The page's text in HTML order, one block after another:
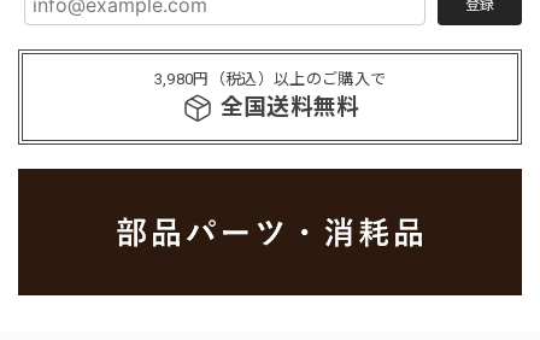
登録
3,980円（税込）以上のご購入で
全国送料無料